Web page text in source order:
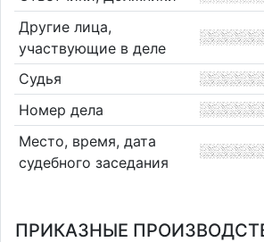
Другие лица,
участвующие в деле
Судья
Номер дела
Место, время, дата
судебного заседания
ПРИКАЗНЫЕ